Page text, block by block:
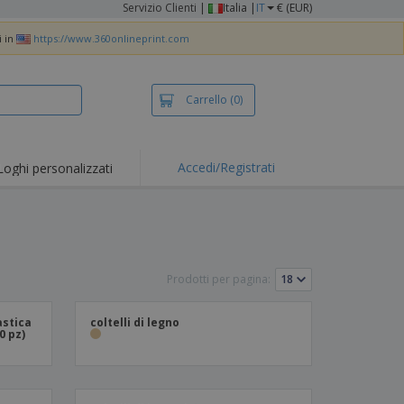
Servizio Clienti | Italia | IT € (EUR)
in https://www.360onlineprint.com
Carrello (0)
personalizzati Accedi/Registrati
Prodotti per pagina:
pz)
coltelli di legno